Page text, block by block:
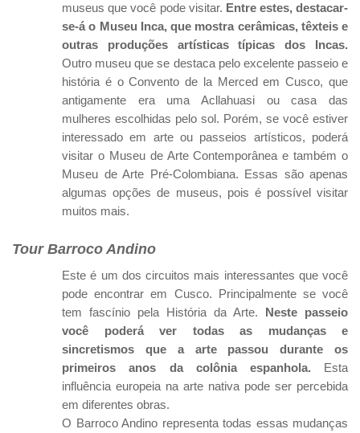
museus que você pode visitar. Entre estes, destacar-
se-á o Museu Inca, que mostra cerâmicas, têxteis e
outras produções artísticas típicas dos Incas.
Outro museu que se destaca pelo excelente passeio e
história é o Convento de la Merced em Cusco, que
antigamente era uma Acllahuasi ou casa das
mulheres escolhidas pelo sol. Porém, se você estiver
interessado em arte ou passeios artísticos, poderá
visitar o Museu de Arte Contemporânea e também o
Museu de Arte Pré-Colombiana. Essas são apenas
algumas opções de museus, pois é possível visitar
muitos mais.
Tour Barroco Andino
Este é um dos circuitos mais interessantes que você
pode encontrar em Cusco. Principalmente se você
tem fascínio pela História da Arte.
Neste passeio
você poderá ver todas as mudanças e
sincretismos que a arte passou durante os
primeiros anos da colônia espanhola.
Esta
influência europeia na arte nativa pode ser percebida
em diferentes obras.
O Barroco Andino representa todas essas mudanças